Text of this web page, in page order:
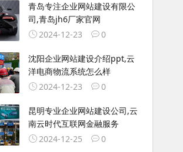
青岛专注企业网站建设有限公
司,青岛jh6厂家官网
2024-12-23
0
沈阳企业网站建设介绍ppt,云
洋电商物流系统怎么样
2024-12-23
0
昆明专业企业网站建设公司,云
南云时代互联网金融服务
2024-12-25
0